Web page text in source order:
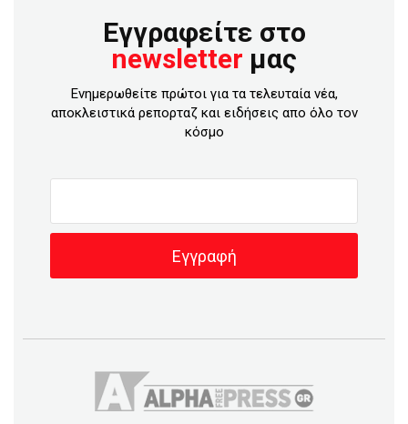
Εγγραφείτε στο
newsletter μας
Ενημερωθείτε πρώτοι για τα τελευταία νέα,
αποκλειστικά ρεπορταζ και ειδήσεις απο όλο τον
κόσμο